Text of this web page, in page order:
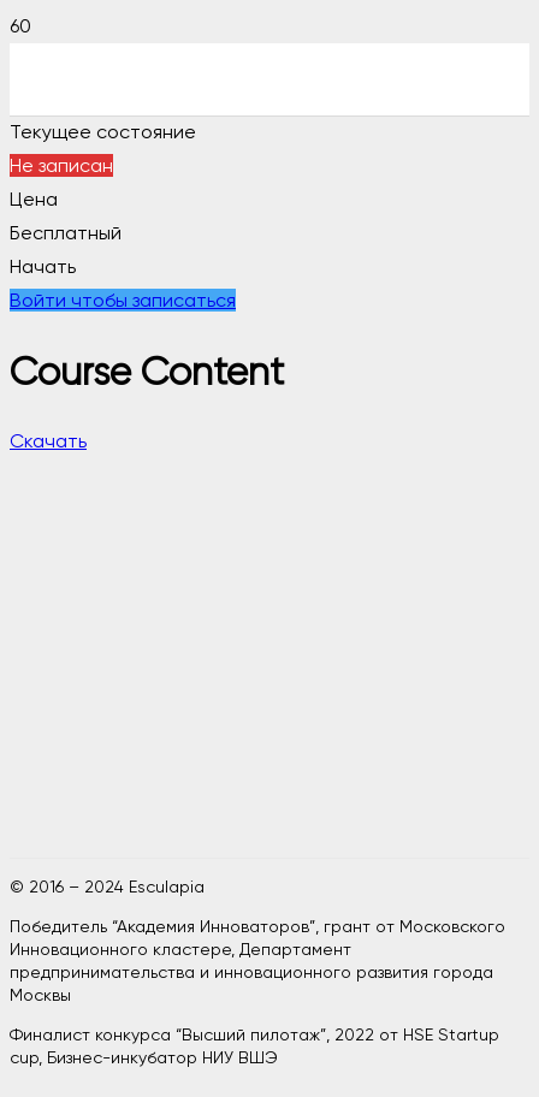
Текущее состояние
Не записан
Цена
Бесплатный
Начать
Войти чтобы записаться
Course Content
Скачать
© 2016 – 2024 Esculapia
Победитель “Академия Инноваторов”, грант от Московского
Инновационного кластере, Департамент
предпринимательства и инновационного развития города
Москвы
Финалист конкурса “Высший пилотаж”, 2022 от HSE Startup
cup, Бизнес-инкубатор НИУ ВШЭ